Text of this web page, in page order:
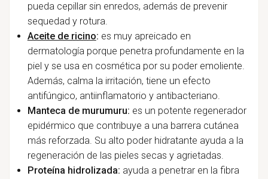
pueda cepillar sin enredos, además de prevenir
sequedad y rotura.
Aceite de ricino: es muy apreicado en
dermatología porque penetra profundamente en la
piel y se usa en cosmética por su poder emoliente.
Además, calma la irritación, tiene un efecto
antifúngico, antiinflamatorio y antibacteriano.
Manteca de murumuru: es un potente regenerador
epidérmico que contribuye a una barrera cutánea
más reforzada. Su alto poder hidratante ayuda a la
regeneración de las pieles secas y agrietadas.
Proteína hidrolizada: ayuda a penetrar en la fibra